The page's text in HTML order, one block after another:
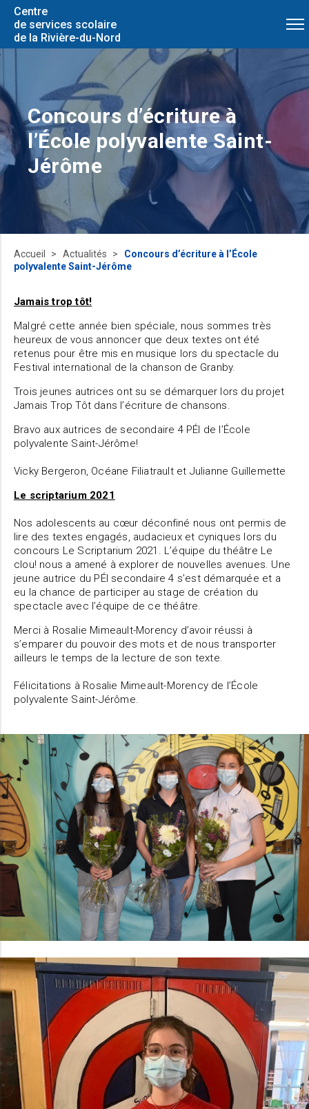
Centre
de services scolaire
de la Rivière-du-Nord
Concours d’écriture à
l’École polyvalente Saint-
Jérôme
Accueil Actualités
Concours d’écriture à l’École
polyvalente Saint-Jérôme
Jamais trop tôt!
Malgré cette année bien spéciale, nous sommes très
heureux de vous annoncer que deux textes ont été
retenus pour être mis en musique lors du spectacle du
Festival international de la chanson de Granby.
Trois jeunes autrices ont su se démarquer lors du projet
Jamais Trop Tôt dans l’écriture de chansons.
Bravo aux autrices de secondaire 4 PÉI de l’École
polyvalente Saint-Jérôme!
Vicky Bergeron, Océane Filiatrault et Julianne Guillemette
Le scriptarium 2021
Nos adolescents au cœur déconfiné nous ont permis de
lire des textes engagés, audacieux et cyniques lors du
concours Le Scriptarium 2021. L’équipe du théâtre Le
clou! nous a amené à explorer de nouvelles avenues. Une
jeune autrice du PÉI secondaire 4 s’est démarquée et a
eu la chance de participer au stage de création du
spectacle avec l’équipe de ce théâtre.
Merci à Rosalie Mimeault-Morency d’avoir réussi à
s’emparer du pouvoir des mots et de nous transporter
ailleurs le temps de la lecture de son texte.
Félicitations à Rosalie Mimeault-Morency de l’École
polyvalente Saint-Jérôme.